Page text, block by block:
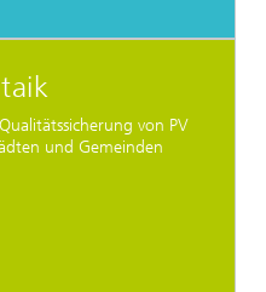
von PV
und Gemeinden